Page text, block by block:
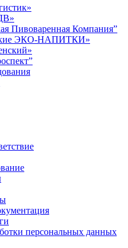
Пивоваренная Компания”
ЭКО-НАПИТКИ»
персональных данных